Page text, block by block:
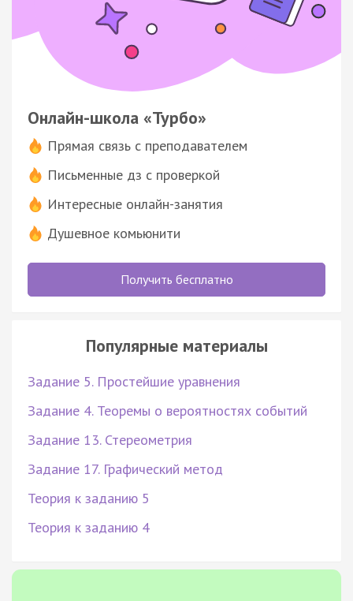
Онлайн-школа «Турбо»
Прямая связь с преподавателем
Письменные дз с проверкой
Интересные онлайн-занятия
Душевное комьюнити
Получить бесплатно
Популярные материалы
Задание 5. Простейшие уравнения
Задание 4. Теоремы о вероятностях событий
Задание 13. Стереометрия
Задание 17. Графический метод
Теория к заданию 5
Теория к заданию 4